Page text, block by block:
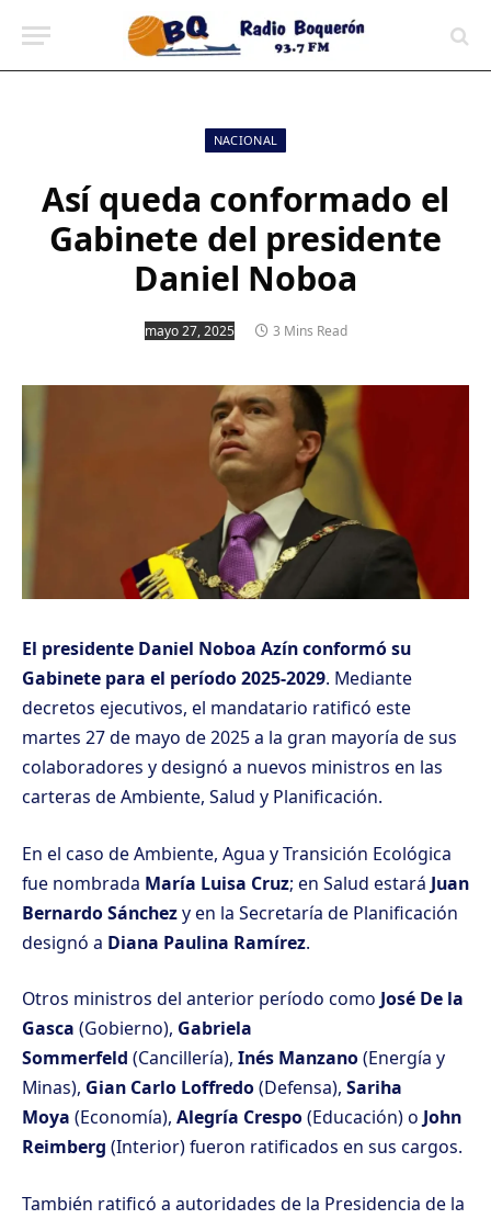
NACIONAL
Así queda conformado el
Gabinete del presidente
Daniel Noboa
mayo 27, 2025 3 Mins Read
El presidente Daniel Noboa Azín conformó su
Gabinete para el período 2025-2029. Mediante
decretos ejecutivos, el mandatario ratificó este
martes 27 de mayo de 2025 a la gran mayoría de sus
colaboradores y designó a nuevos ministros en las
carteras de Ambiente, Salud y Planificación.
En el caso de Ambiente, Agua y Transición Ecológica
fue nombrada María Luisa Cruz; en Salud estará Juan
Bernardo Sánchezy en la Secretaría de Planificación
designó a Diana Paulina Ramírez.
Otros ministros del anterior período como José De la
Gasca (Gobierno), Gabriela
Sommerfeld (Cancillería), Inés Manzano(Energía y
Minas), Gian Carlo Loffredo(Defensa), Sariha
Moya (Economía), Alegría Crespo(Educación) o John
Reimberg (Interior) fueron ratificados en sus cargos.
También ratificó a autoridades de la Presidencia de la